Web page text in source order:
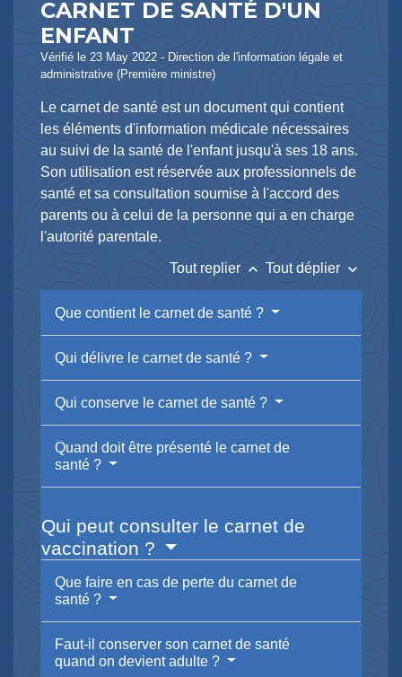
CARNET DE SANTÉ D'UN
ENFANT
Vérifié le 23 May 2022 - Direction de l'information légale et
administrative (Première ministre)
Le carnet de santé est un document qui contient
les éléments d'information médicale nécessaires
au suivi de la santé de l'enfant jusqu'à ses 18 ans.
Son utilisation est réservée aux professionnels de
santé et sa consultation soumise à l'accord des
parents ou à celui de la personne qui a en charge
l'autorité parentale.
Tout replierkeyboard_arrow_up Tout déplier keyboard_arrow_down
Que contient le carnet de santé ?
Qui délivre le carnet de santé ?
Qui conserve le carnet de santé ?
Quand doit être présenté le carnet de
santé ?
Qui peut consulter le carnet de
vaccination ?
Que faire en cas de perte du carnet de
santé ?
Faut-il conserver son carnet de santé
quand on devient adulte ?